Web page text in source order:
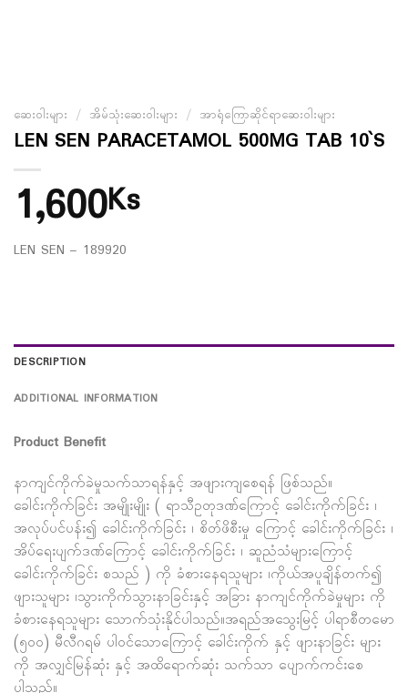
ဆေးဝါးများ / အိမ်သုံးဆေးဝါးများ / အာရုံကြောဆိုင်ရာဆေးဝါးများ
LEN SEN PARACETAMOL 500MG TAB 10`S
1,600Ks
LEN SEN – 189920
DESCRIPTION
ADDITIONAL INFORMATION
Product Benefit
နာကျင်ကိုက်ခဲမှုသက်သာရန်နှင့် အဖျားကျစေရန် ဖြစ်သည်။
ခေါင်းကိုက်ခြင်း အမျိုးမျိုး ( ရာသီဥတုဒဏ်ကြောင့် ခေါင်းကိုက်ခြင်း ၊
အလုပ်ပင်ပန်း၍ ခေါင်းကိုက်ခြင်း ၊ စိတ်ဖိစီးမှု ကြောင့် ခေါင်းကိုက်ခြင်း ၊
အိပ်ရေးပျက်ဒဏ်ကြောင့် ခေါင်းကိုက်ခြင်း ၊ ဆူညံသံများကြောင့်
ခေါင်းကိုက်ခြင်း စသည် ) ကို ခံစားနေရသူများ ၊ကိုယ်အပူချိန်တက်၍
ဖျားသူများ ၊သွားကိုက်သွားနာခြင်းနှင့် အခြား နာကျင်ကိုက်ခဲမှုများ ကို
ခံစားနေရသူများ သောက်သုံးနိုင်ပါသည်။အရည်အသွေးမြင့် ပါရာစီတမော
(၅၀၀) မီလီဂရမ် ပါဝင်သောကြောင့် ခေါင်းကိုက် နှင့် ဖျားနာခြင်း များ
ကို အလျှင်မြန်ဆုံး နှင့် အထိရောက်ဆုံး သက်သာ ပျောက်ကင်းစေ